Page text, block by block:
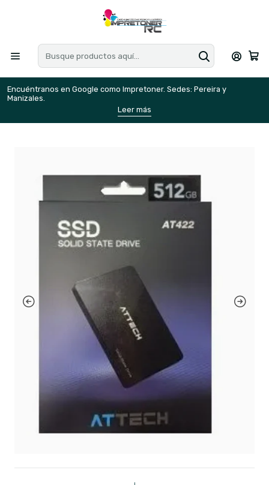
Encuéntranos en Google como Impretoner. Sedes: Pereira y
Manizales.
Leer más